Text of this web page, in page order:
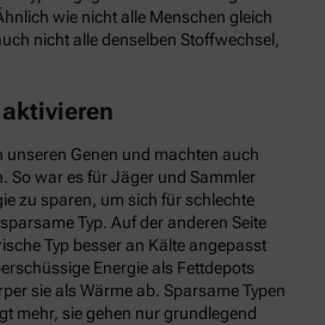
wie nicht alle Menschen gleich
nicht alle denselben Stoffwechsel,
unseren Genen und machten auch
So war es für Jäger und Sammler
zu sparen, um sich für schlechte
Typ. Auf der anderen Seite
Typ besser an Kälte angepasst
Energie als Fettdepots
sie als Wärme ab. Sparsame Typen
mehr, sie gehen nur grundlegend